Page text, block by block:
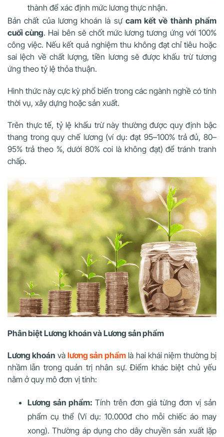
thành để xác định mức lương thực nhận.
Bản chất của lương khoán là sự cam kết về thành phẩm
cuối cùng. Hai bên sẽ chốt mức lương tương ứng với 100%
công việc. Nếu kết quả nghiệm thu không đạt chỉ tiêu hoặc
sai lệch về chất lượng, tiền lương sẽ được khấu trừ tương
ứng theo tỷ lệ thỏa thuận.
Hình thức này cực kỳ phổ biến trong các ngành nghề có tính
thời vụ, xây dựng hoặc sản xuất.
Trên thực tế, tỷ lệ khấu trừ này thường được quy định bậc
thang trong quy chế lương (ví dụ: đạt 95–100% trả đủ, 80–
95% trả theo %, dưới 80% coi là không đạt) để tránh tranh
chấp.
Phân biệt Lương khoán và Lương sản phẩm
Lương khoán vàlương sản phẩmlà hai khái niệm thường bị
nhầm lẫn trong quản trị nhân sự. Điểm khác biệt chủ yếu
nằm ở quy mô đơn vị tính:
Lương sản phẩm: Tính trên đơn giá từng đơn vị sản
phẩm cụ thể (Ví dụ: 10.000đ cho mỗi chiếc áo may
xong). Thường áp dụng cho dây chuyền sản xuất lặp